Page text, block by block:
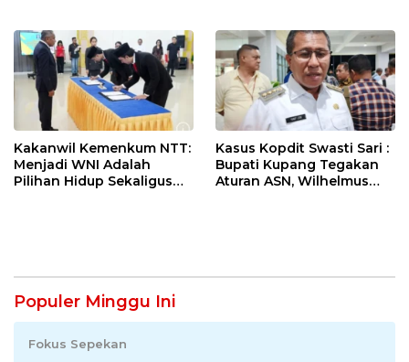
Kakanwil Kemenkum NTT:
Menjadi WNI Adalah
Pilihan Hidup Sekaligus
Kasus Kopdit Swasti Sari :
Bupati Kupang Tegakan
Aturan ASN, Wilhelmus
Populer Minggu Ini
Fokus Sepekan